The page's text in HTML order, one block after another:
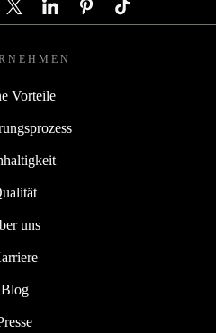
Vorteile
uns
Blog